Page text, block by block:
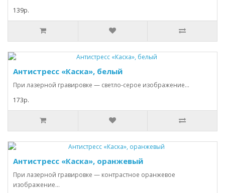
139р.
Антистресс «Каска», белый
При лазерной гравировке — светло-серое изображение...
173р.
Антистресс «Каска», оранжевый
При лазерной гравировке — контрастное оранжевое
изображение...